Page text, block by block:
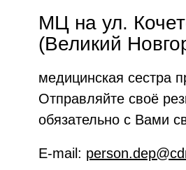
МЦ на ул.
(Великий
медицинская сестра
Отправляйте своё
обязательно с Вами
E-mail: